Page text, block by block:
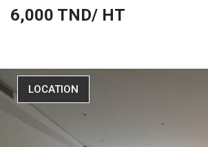
6,000 TND/ HT
LOCATION